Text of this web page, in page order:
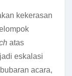
kekerasan
atas
eskalasi
acara,